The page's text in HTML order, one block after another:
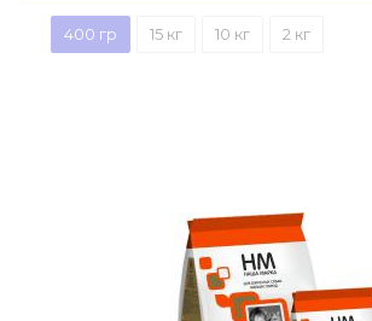
400 гр 15 кг 10 кг 2 кг